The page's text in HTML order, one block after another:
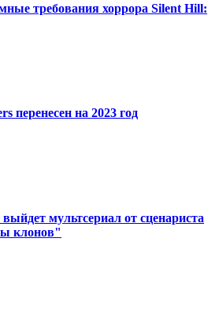
требования хоррора Silent Hill:
перенесен на 2023 год
мультсериал от сценариста
клонов"